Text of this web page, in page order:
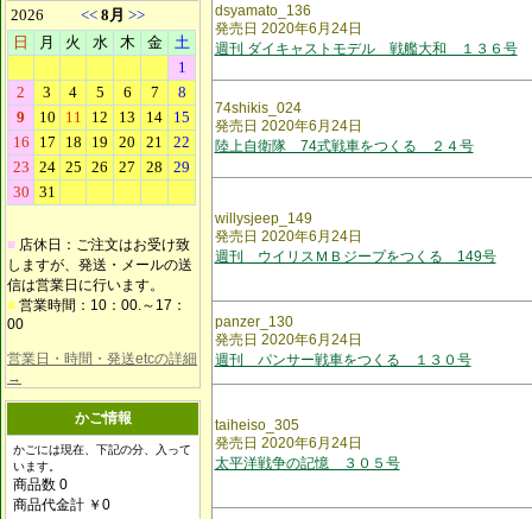
■ 店休日：ご注文はお受け致
しますが、発送・メールの送
信は営業日に行います。
■ 営業時間：10：00.～17：
00
営業日・時間・発送etcの詳細
→
かご情報
かごには現在、下記の分、入って
います。
商品数 0
商品代金計 ￥0
dsyamato_136
発売日 2020年6月24日
週刊 ダイキャストモデル 戦艦大和 １３６号
74shikis_024
発売日 2020年6月24日
陸上自衛隊 74式戦車をつくる ２４号
willysjeep_149
発売日 2020年6月24日
週刊 ウイリスＭＢジープをつくる 149号
panzer_130
発売日 2020年6月24日
週刊 パンサー戦車をつくる １３０号
taiheiso_305
発売日 2020年6月24日
太平洋戦争の記憶 ３０５号